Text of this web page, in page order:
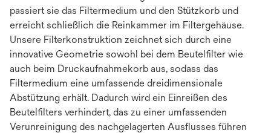
passiert sie das Filtermedium und den Stützkorb und
erreicht schließlich die Reinkammer im Filtergehäuse.
Unsere Filterkonstruktion zeichnet sich durch eine
innovative Geometrie sowohl bei dem Beutelfilter wie
auch beim Druckaufnahmekorb aus, sodass das
Filtermedium eine umfassende dreidimensionale
Abstützung erhält. Dadurch wird ein Einreißen des
Beutelfilters verhindert, das zu einer umfassenden
Verunreinigung des nachgelagerten Ausflusses führen